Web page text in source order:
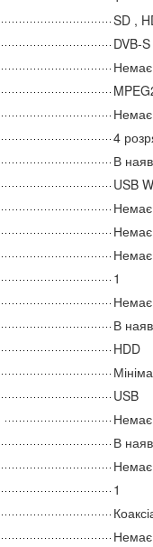
SD ,
DVB-S
Немає
Немає
4
В
USB
Немає
Немає
Немає
1
Немає
В
HDD
USB
Немає
В
Немає
1
Немає